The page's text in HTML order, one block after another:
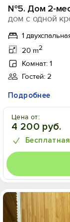
№5. Дом 2-
дом с одной
1
20 m2
Комнат: 1
Гостей: 2
Подробнее
Цена от:
4 200 руб.